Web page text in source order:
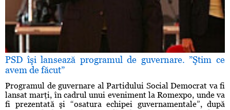
PSD îşi lansează programul de guvernare. ”Ştim ce
avem de făcut”
Programul de guvernare al Partidului Social Democrat va fi
lansat marţi, în cadrul unui eveniment la Romexpo, unde va
fi prezentată şi “osatura echipei guvernamentale”, după